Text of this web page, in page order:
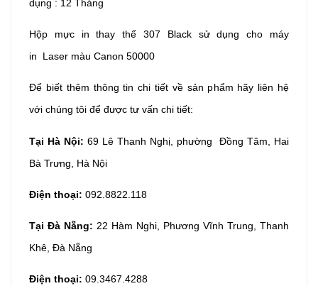
dụng : 12 Tháng
Hộp mực in thay thế 307
Black sử dụng cho máy
in Laser màu Canon 50000
Để biết thêm thông tin chi tiết về sản phẩm hãy liên hệ
với chúng tôi để được tư vấn chi tiết:
Tại Hà Nội: 69 Lê Thanh Nghị, phường Đồng Tâm, Hai
Bà Trưng, Hà Nội
Điện thoại: 092.8822.118
Tại Đà Nẵng: 22 Hàm Nghi, Phương Vĩnh Trung, Thanh
Khê, Đà Nẵng
Điện thoại: 09.3467.4288